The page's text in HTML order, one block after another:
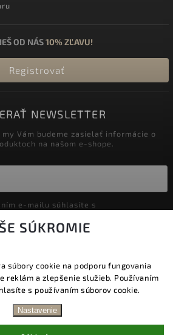
SÚKROMIE
súbory cookie na podporu fungovania
reklám a zlepšenie služieb. Používaním
s používaním súborov cookie.
Nastavenie
NAD 60 € | DODANIE V
DO 24 HOD. | BEZPLATNÁ
10 % NA PRVÝ NÁKUP
OD NÁS10% ZĽAVU!
Registrovať
NEWSLETTER
Vám budeme zasielať informácie o
na našom e-shope.
dobre. Všetky práva vyhradené.
nastavenie cookies
Shoptet| DesignShoptak.cz.